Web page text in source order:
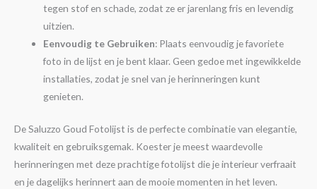
tegen stof en schade, zodat ze er jarenlang fris en levendig
uitzien.
Eenvoudig te Gebruiken: Plaats eenvoudig je favoriete
foto in de lijst en je bent klaar. Geen gedoe met ingewikkelde
installaties, zodat je snel van je herinneringen kunt
genieten.
De Saluzzo Goud Fotolijst is de perfecte combinatie van elegantie,
kwaliteit en gebruiksgemak. Koester je meest waardevolle
herinneringen met deze prachtige fotolijst die je interieur verfraait
en je dagelijks herinnert aan de mooie momenten in het leven.